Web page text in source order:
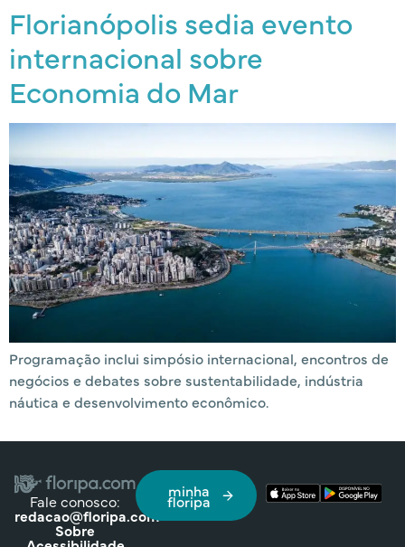
Florianópolis sedia evento
internacional sobre
Economia do Mar
Programação inclui simpósio internacional, encontros de
negócios e debates sobre sustentabilidade, indústria
náutica e desenvolvimento econômico.
Fale conosco:
redacao@floripa.com
Sobre
minha
floripa